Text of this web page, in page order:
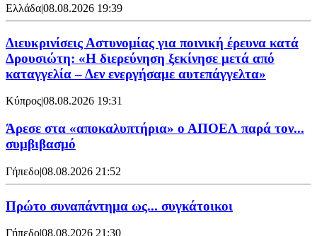
Ελλάδα|08.08.2026 19:39
Διευκρινίσεις Αστυνομίας για ποινική έρευνα κατά
Δρουσιώτη: «Η διερεύνηση ξεκίνησε μετά από
καταγγελία – Δεν ενεργήσαμε αυτεπάγγελτα»
Κύπρος|08.08.2026 19:31
Άρεσε στα «αποκαλυπτήρια» ο ΑΠΟΕΛ παρά τον...
συμβιβασμό
Γήπεδο|08.08.2026 21:52
Πρώτο συναπάντημα ως... συγκάτοικοι
Γήπεδο|08.08.2026 21:30